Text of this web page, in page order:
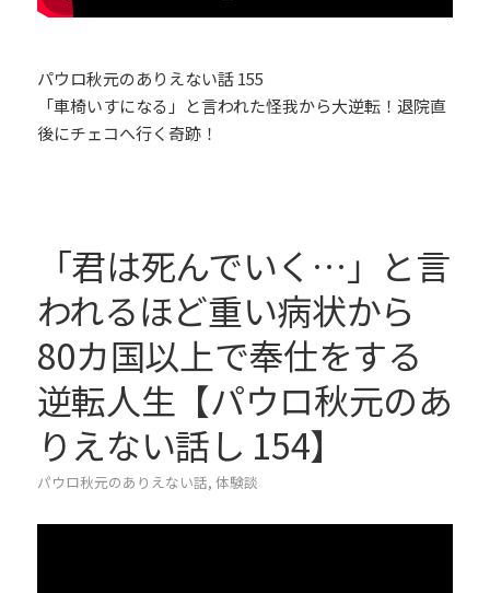
パウロ秋元のありえない話 155
「車椅いすになる」と言われた怪我から大逆転！退院直
後にチェコへ行く奇跡！
「君は死んでいく…」と言
われるほど重い病状から
80カ国以上で奉仕をする
逆転人生【パウロ秋元のあ
りえない話し 154】
パウロ秋元のありえない話, 体験談